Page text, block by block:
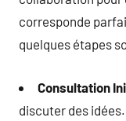
corresponde
quelques étapes
Consultation
discuter des idées.